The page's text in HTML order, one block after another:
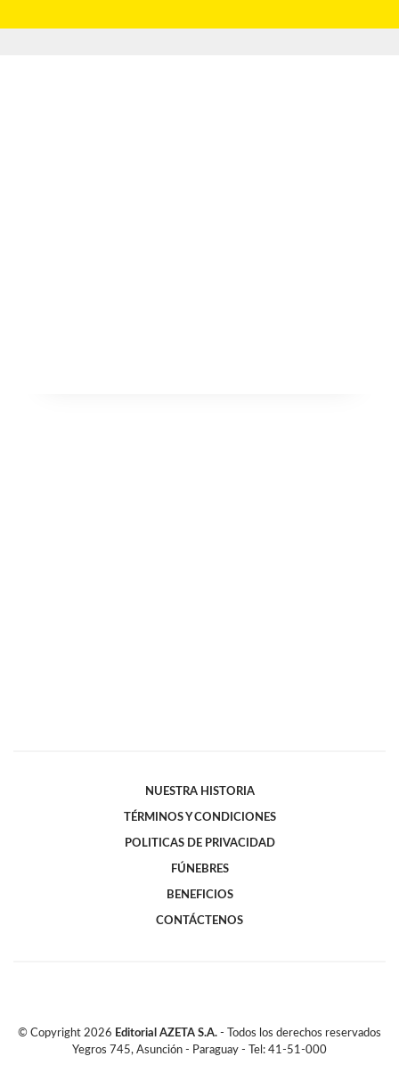
NUESTRA HISTORIA
TÉRMINOS Y CONDICIONES
POLITICAS DE PRIVACIDAD
FÚNEBRES
BENEFICIOS
CONTÁCTENOS
© Copyright 2026 Editorial AZETA S.A. - Todos los derechos reservados
Yegros 745, Asunción - Paraguay - Tel: 41-51-000